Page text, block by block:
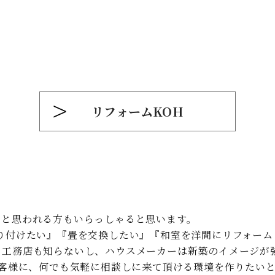
リフォームKOH
思われる⽅もいらっしゃると思います。
けたい』『畳を交換したい』『和室を洋間にリフォー
務店も知らないし、ハウスメーカーは新築のイメージ
様に、何でも気軽に相談しに来て頂ける環境を作りたい